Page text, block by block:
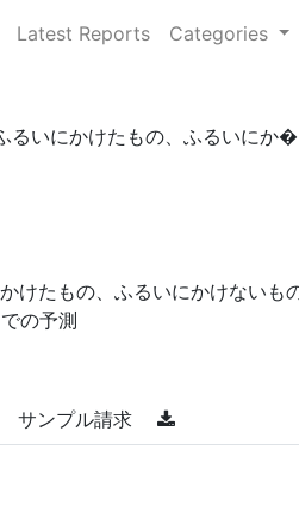
Latest Reports Categories
るいにかけたもの、ふるいにか
けたもの、ふるいにかけないも
の予測
サンプル請求